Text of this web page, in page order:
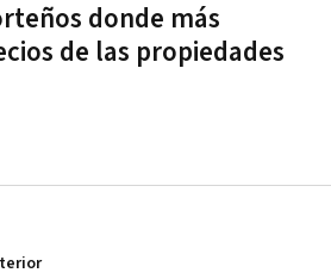
donde más
de las propiedades